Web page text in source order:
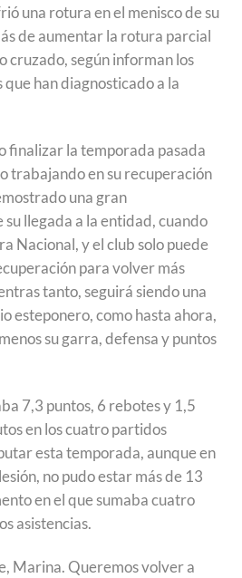
una rotura en el menisco de su
de aumentar la rotura parcial
cruzado, según informan los
han diagnosticado a la
finalizar la temporada pasada
trabajando en su recuperación
una gran
llegada a la entidad, cuando
Nacional, y el club solo puede
para volver más
tanto, seguirá siendo una
esteponero, como hasta ahora,
su garra, defensa y puntos
7,3 puntos, 6 rebotes y 1,5
en los cuatro partidos
esta temporada, aunque en
no pudo estar más de 13
en el que sumaba cuatro
asistencias.
Marina. Queremos volver a